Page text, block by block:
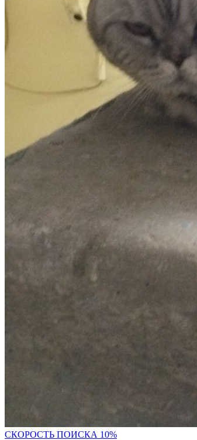
СКОРОСТЬ ПОИСКА 10%